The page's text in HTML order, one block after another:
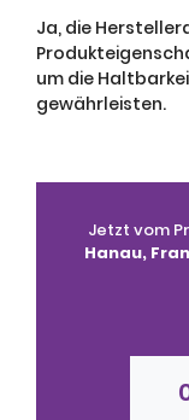
Ja, die
um die
gewährleisten.
Jetzt vom
Hanau,